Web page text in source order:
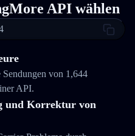
API wählen
von 1,644
API.
und Korrektur von